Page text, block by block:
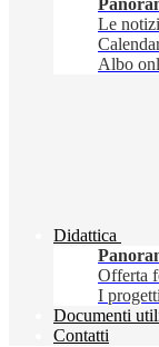
Le
Albo
Didattica
Offerta
I
Documenti
Contatti